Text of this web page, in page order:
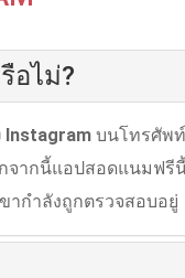
อไม่?
Instagram บนโทรศัพท์
จากนี้แอปสอดแนมฟรี
กําลังถูกตรวจสอบอยู่